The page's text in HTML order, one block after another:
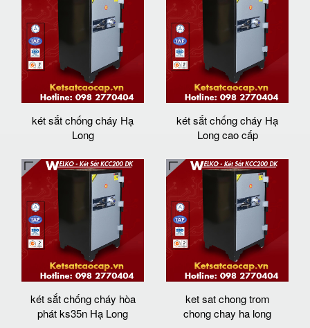
két sắt chống cháy Hạ
Long
két sắt chống cháy Hạ
Long cao cấp
két sắt chống cháy hòa
phát ks35n Hạ Long
ket sat chong trom
chong chay ha long